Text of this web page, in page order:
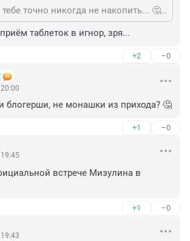
На таких-то тебе точно никогда не накопить... 🤔 Даже если все мигранты уедут из страны, освободив рабочие места для тебя. 🤭
таблеток в игнор, зря...
+2 –0
блогерши, не монашки из прихода? 🤔
+1 –0
встрече Мизулина в
+1 –0